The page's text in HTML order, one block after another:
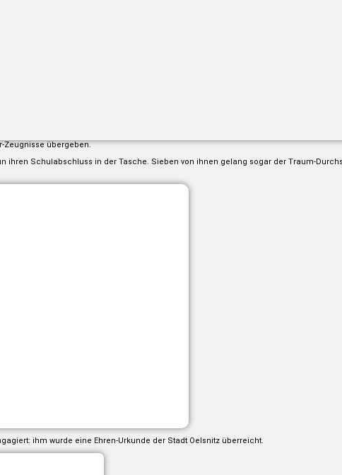
Zeugnisse übergeben.
Schulabschluss in der Tasche. Sieben von ihnen gelang sogar der Traum-
ihm wurde eine Ehren-Urkunde der Stadt Oelsnitz überreicht.